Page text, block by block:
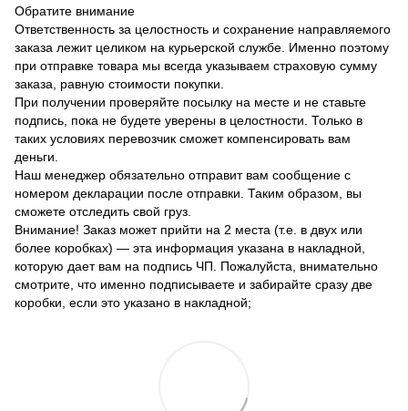
Обратите внимание
Ответственность за целостность и сохранение направляемого
заказа лежит целиком на курьерской службе. Именно поэтому
при отправке товара мы всегда указываем страховую сумму
заказа, равную стоимости покупки.
При получении проверяйте посылку на месте и не ставьте
подпись, пока не будете уверены в целостности. Только в
таких условиях перевозчик сможет компенсировать вам
деньги.
Наш менеджер обязательно отправит вам сообщение с
номером декларации после отправки. Таким образом, вы
сможете отследить свой груз.
Внимание! Заказ может прийти на 2 места (т.е. в двух или
более коробках) — эта информация указана в накладной,
которую дает вам на подпись ЧП. Пожалуйста, внимательно
смотрите, что именно подписываете и забирайте сразу две
коробки, если это указано в накладной;